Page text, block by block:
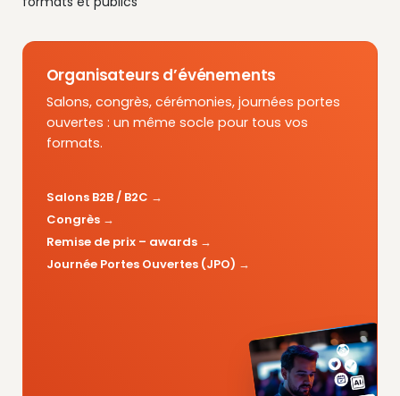
Organisateurs d’événements
Salons, congrès, cérémonies, journées portes
ouvertes : un même socle pour tous vos
formats.
Salons B2B / B2C
Congrès
Remise de prix – awards
Journée Portes Ouvertes (JPO)